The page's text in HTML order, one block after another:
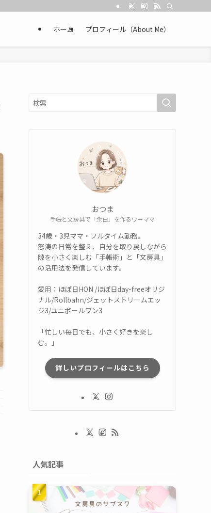
ホーム プロフィール（About Me）
おつま
手帳と文房具で「余白」を作るワーママ
34歳・3児ママ・フルタイム勤務。
怒涛の日常を整え、自分を取り戻しながら
隙を小さく楽しむ「手帳術」と「文房具」
の活用法を発信しています。
愛用：ほぼ日HON /ほぼ日day-freeオリジ
ナル/Rollbahn/ジェットストリームエッ
ジ3/ユニボールワン3
「忙しい毎日でも、小さく好きを楽し
む。」
詳しいプロフィールはこちら
人気記事